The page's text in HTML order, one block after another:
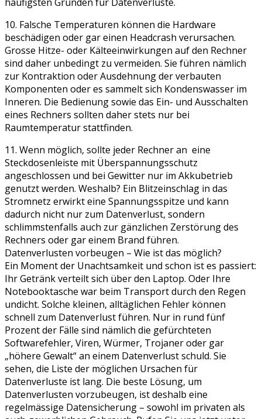
10. Falsche Temperaturen können die Hardware
beschädigen oder gar einen Headcrash verursachen.
Grosse Hitze- oder Kälteeinwirkungen auf den Rechner
sind daher unbedingt zu vermeiden. Sie führen nämlich
zur Kontraktion oder Ausdehnung der verbauten
Komponenten oder es sammelt sich Kondenswasser im
Inneren. Die Bedienung sowie das Ein- und Ausschalten
eines Rechners sollten daher stets nur bei
Raumtemperatur stattfinden.
11. Wenn möglich, sollte jeder Rechner an eine
Steckdosenleiste mit Überspannungsschutz
angeschlossen und bei Gewitter nur im Akkubetrieb
genutzt werden. Weshalb? Ein Blitzeinschlag in das
Stromnetz erwirkt eine Spannungsspitze und kann
dadurch nicht nur zum Datenverlust, sondern
schlimmstenfalls auch zur gänzlichen Zerstörung des
Rechners oder gar einem Brand führen.
Datenverlusten vorbeugen – Wie ist das möglich?
Ein Moment der Unachtsamkeit und schon ist es passiert:
Ihr Getränk verteilt sich über den Laptop. Oder Ihre
Notebooktasche war beim Transport durch den Regen
undicht. Solche kleinen, alltäglichen Fehler können
schnell zum Datenverlust führen. Nur in rund fünf
Prozent der Fälle sind nämlich die gefürchteten
Softwarefehler, Viren, Würmer, Trojaner oder gar
„höhere Gewalt“ an einem Datenverlust schuld. Sie
sehen, die Liste der möglichen Ursachen für
Datenverluste ist lang. Die beste Lösung, um
Datenverlusten vorzubeugen, ist deshalb eine
regelmässige Datensicherung – sowohl im privaten als